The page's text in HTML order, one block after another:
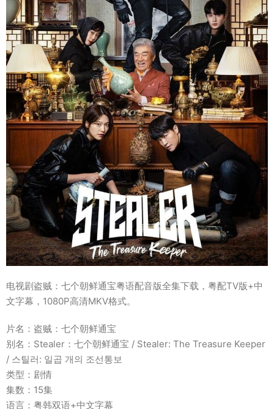
电视剧盗贼：七个朝鲜通宝粤语配音版全集下载，粤配TV版+中
文字幕，1080P高清MKV格式。
片名：盗贼：七个朝鲜通宝
别名：Stealer：七个朝鲜通宝 / Stealer: The Treasure Keeper
/ 스틸러: 일곱 개의 조선통보
类型：剧情
集数：15集
语言：粤韩双语+中文字幕